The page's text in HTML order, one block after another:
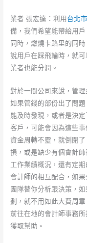
業者 張宏達：利用 台北
備，我們希望能帶給用
同時，燃燒卡路里的同
說用戶在踩飛輪時，就
業者也能分潤。
對於一間公司來說，管
如果管錢的部份出了問
能及時發現，或者是決
客戶，可能會因為這些
資金周轉不靈，就倒閉
損，或是缺少有個會計
工作業績概況，還有定
會計師的相互配合，如
團隊替你分析跟決策，
劃，就不用如此大費周
前往在地的會計師事務
獲取幫助。